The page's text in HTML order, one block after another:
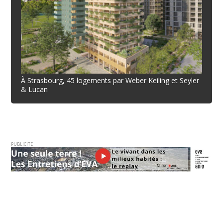
À Strasbourg, 45 logements par Weber Keiling et Seyler
& Lucan
PUBLICITE